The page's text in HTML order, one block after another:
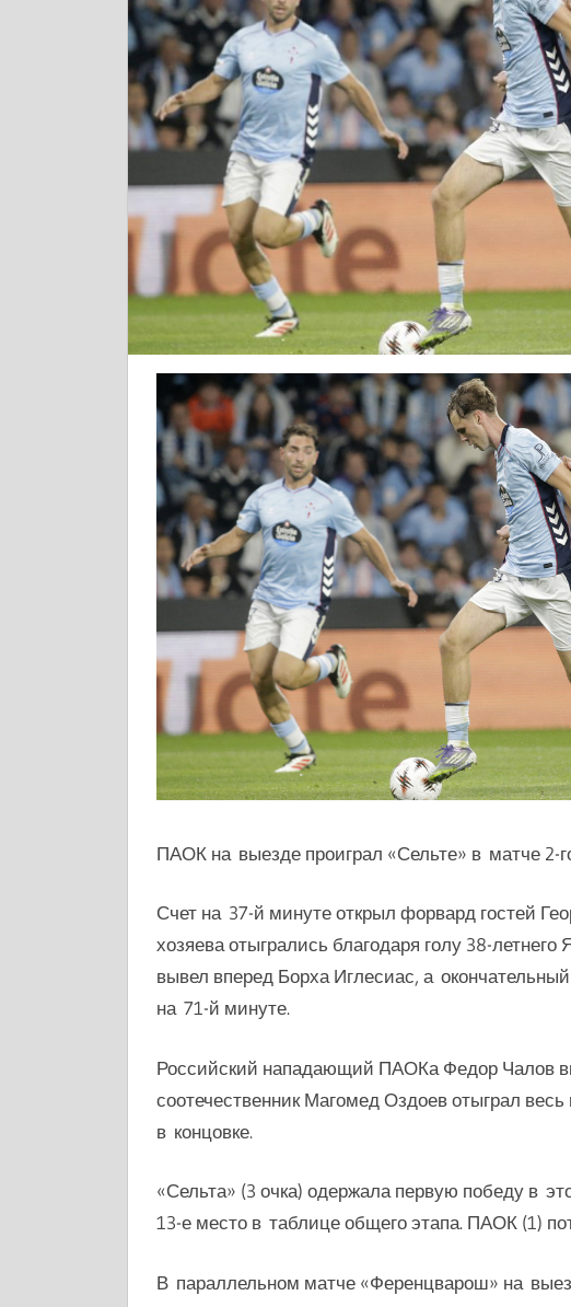
ПАОК на выезде проиграл «Сельте» в матче 2-
Счет на 37-й минуте открыл форвард гостей
хозяева отыгрались благодаря голу 38-
вывел вперед Борха Иглесиас, а
на 71-й минуте.
Российский нападающий ПАОКа Федор Чалов
соотечественник Магомед Оздоев отыграл
в концовке.
«Сельта» (3 очка) одержала первую победу в
13-е место в таблице общего этапа. ПАОК (1)
В параллельном матче «Ференцварош» на